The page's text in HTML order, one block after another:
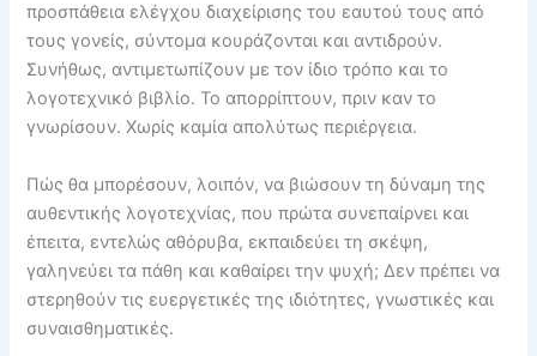
προσπάθεια ελέγχου διαχείρισης του εαυτού τους από
τους γονείς, σύντομα κουράζονται και αντιδρούν.
Συνήθως, αντιμετωπίζουν με τον ίδιο τρόπο και το
λογοτεχνικό βιβλίο. Το απορρίπτουν, πριν καν το
γνωρίσουν. Χωρίς καμία απολύτως περιέργεια.
Πώς θα μπορέσουν, λοιπόν, να βιώσουν τη δύναμη της
αυθεντικής λογοτεχνίας, που πρώτα συνεπαίρνει και
έπειτα, εντελώς αθόρυβα, εκπαιδεύει τη σκέψη,
γαληνεύει τα πάθη και καθαίρει την ψυχή; Δεν πρέπει να
στερηθούν τις ευεργετικές της ιδιότητες, γνωστικές και
συναισθηματικές.